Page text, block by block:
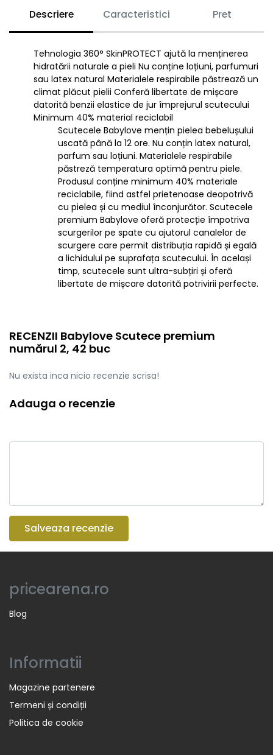
Descriere Caracteristici Pret
Tehnologia 360° SkinPROTECT ajută la menținerea
hidratării naturale a pieli Nu conține loțiuni, parfumuri
sau latex natural Materialele respirabile păstrează un
climat plăcut pielii Conferă libertate de mișcare
datorită benzii elastice de jur împrejurul scutecului
Minimum 40% material reciclabil
Scutecele Babylove mențin pielea bebelușului
uscată până la 12 ore. Nu conțin latex natural,
parfum sau loțiuni. Materialele respirabile
păstreză temperatura optimă pentru piele.
Produsul conține minimum 40% materiale
reciclabile, fiind astfel prietenoase deopotrivă
cu pielea și cu mediul înconjurător. Scutecele
premium Babylove oferă protecție împotriva
scurgerilor pe spate cu ajutorul canalelor de
scurgere care permit distribuția rapidă și egală
a lichidului pe suprafața scutecului. În același
timp, scutecele sunt ultra-subțiri și oferă
libertate de mișcare datorită potrivirii perfecte.
RECENZII Babylove Scutece premium
numărul 2, 42 buc
Nu exista inca nicio recenzie scrisa!
Adauga o recenzie
Salveaza recenzie
pricearena.ro
Blog
Informatii
Magazine partenere
Termeni și condiții
Politica de cookie